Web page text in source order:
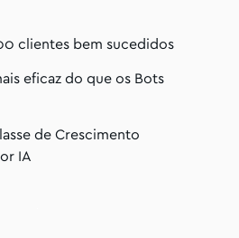
clientes bem sucedidos
eficaz do que os Bots
de Crescimento
IA